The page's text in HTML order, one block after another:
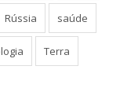
Rússia saúde
Terra